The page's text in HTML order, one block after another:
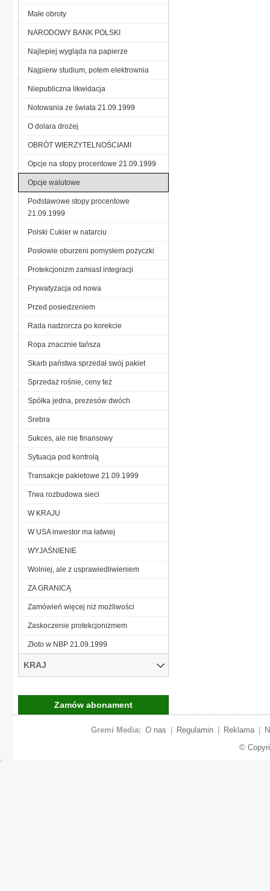
Małe obroty
NARODOWY BANK POLSKI
Najlepiej wygląda na papierze
Najpierw studium, potem elektrownia
Niepubliczna likwidacja
Notowania ze świata 21.09.1999
O dolara drożej
OBRÓT WIERZYTELNOŚCIAMI
Opcje na stopy procentowe 21.09.1999
Opcje walutowe
Podstawowe stopy procentowe
21.09.1999
Polski Cukier w natarciu
Posłowie oburzeni pomysłem pożyczki
Protekcjonizm zamiast integracji
Prywatyzacja od nowa
Przed posiedzeniem
Rada nadzorcza po korekcie
Ropa znacznie tańsza
Skarb państwa sprzedał swój pakiet
Sprzedaż rośnie, ceny też
Spółka jedna, prezesów dwóch
Srebra
Sukces, ale nie finansowy
Sytuacja pod kontrolą
Transakcje pakietowe 21.09.1999
Trwa rozbudowa sieci
W KRAJU
W USA inwestor ma łatwiej
WYJAŚNIENIE
Wolniej, ale z usprawiedliwieniem
ZA GRANICĄ
Zamówień więcej niż możliwości
Zaskoczenie protekcjonizmem
Złoto w NBP 21.09.1999
KRAJ
Zamów abonament
Gremi Media: O nas Regulamin Reklama
©